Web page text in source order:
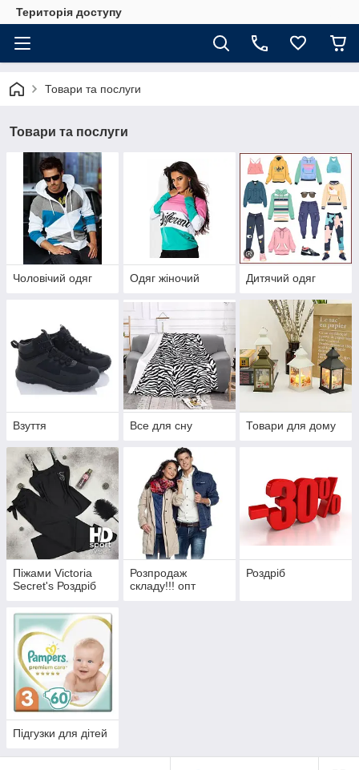
Територія доступу
Товари та послуги
Товари та послуги
Чоловічий одяг Одяг жіночий Дитячий одяг
Взуття Все для сну Товари для дому
Піжами Victoria
Secret's Роздріб
Розпродаж
складу!!! опт
Роздріб
Підгузки для дітей